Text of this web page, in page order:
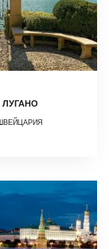
ЛУГАНО